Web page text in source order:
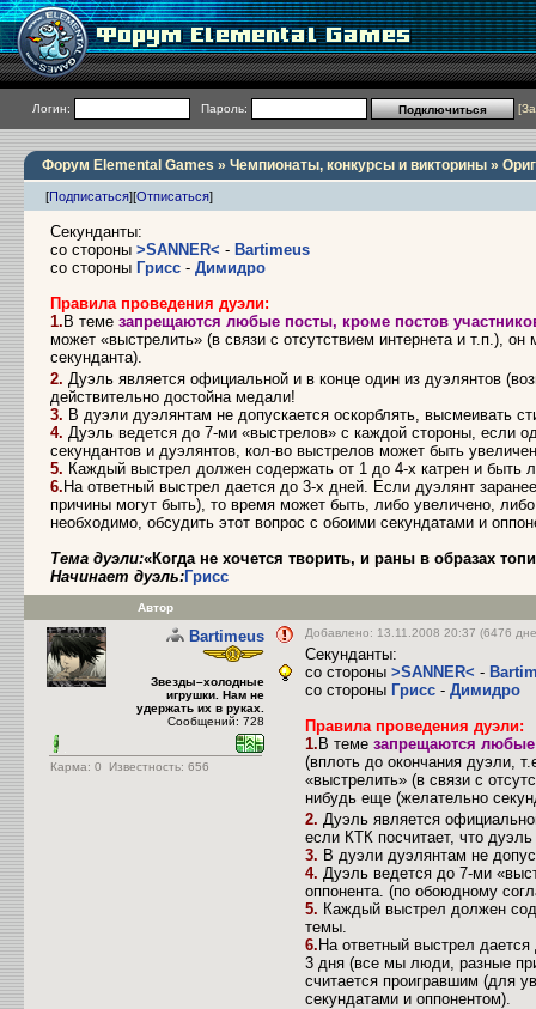
Логин: Пароль: [
Форум Elemental Games » Чемпионаты, конкурсы и викторины »
[Подписаться][Отписаться]
Секунданты:
со стороны >SANNER< - Bartimeus
со стороны Грисс - Димидро
Правила проведения дуэли:
1. В теме запрещаются любые посты, кроме постов
может «выстрелить» (в связи с отсутствием интернета и т.п.),
секунданта).
2. Дуэль является официальной и в конце один из дуэлянтов
действительно достойна медали!
3. В дуэли дуэлянтам не допускается оскорблять, высмеивать
4. Дуэль ведется до 7-ми «выстрелов» с каждой стороны, если
секундантов и дуэлянтов, кол-во выстрелов может быть
5. Каждый выстрел должен содержать от 1 до 4-х катрен и
6. На ответный выстрел дается до 3-х дней. Если дуэлянт
причины могут быть), то время может быть, либо увеличено,
необходимо, обсудить этот вопрос с обоими секундатами и
Тема дуэли:«Когда не хочется творить, и раны в образах
Начинает дуэль:Грисс
Автор
Bartimeus
Звезды–холодные
игрушки. Нам не
удержать их в руках.
Сообщений: 728
Карма: 0 Известность: 656
Добавлено: 13.11.2008 20:37 (6476
Секунданты:
со стороны >SANNER< -
со стороны Грисс - Димидро
Правила проведения дуэли:
1. В теме запрещаются любые
(вплоть до окончания дуэли,
«выстрелить» (в связи с
нибудь еще (желательно
2. Дуэль является
если КТК посчитает, что
3. В дуэли дуэлянтам не
4. Дуэль ведется до 7-ми
оппонента. (по обоюдному
5. Каждый выстрел должен
темы.
6. На ответный выстрел
3 дня (все мы люди, разные
считается проигравшим (для
секундатами и оппонентом).